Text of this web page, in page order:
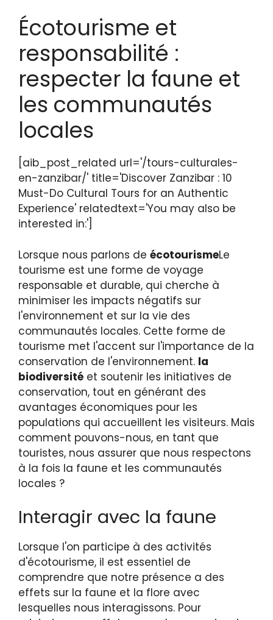
Écotourisme et
responsabilité :
respecter la faune et
les communautés
locales
[aib_post_related url='/tours-culturales-
en-zanzibar/' title='Discover Zanzibar : 10
Must-Do Cultural Tours for an Authentic
Experience' relatedtext='You may also be
interested in:']
Lorsque nous parlons de écotourismeLe
tourisme est une forme de voyage
responsable et durable, qui cherche à
minimiser les impacts négatifs sur
l'environnement et sur la vie des
communautés locales. Cette forme de
tourisme met l'accent sur l'importance de la
conservation de l'environnement. la
biodiversité et soutenir les initiatives de
conservation, tout en générant des
avantages économiques pour les
populations qui accueillent les visiteurs. Mais
comment pouvons-nous, en tant que
touristes, nous assurer que nous respectons
à la fois la faune et les communautés
locales ?
Interagir avec la faune
Lorsque l'on participe à des activités
d'écotourisme, il est essentiel de
comprendre que notre présence a des
effets sur la faune et la flore avec
lesquelles nous interagissons. Pour